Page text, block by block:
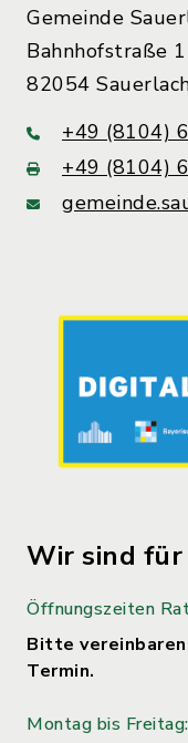
Gemeinde
Bahnhofstraße 1
82054
+49 (8104)
+49 (8104)
Wir sind für
Öffnungszeiten
Bitte
Termin.
Montag bis Freitag: